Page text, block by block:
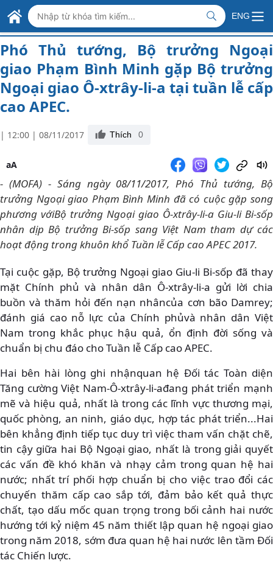
Skip to Main Content
BỘ NGOẠI GIAO VIỆT NAM
MINISTRY OF FOREIGN AFFAIRS
ENG
chủ > Phát biểu của Bộ trưởng Phó Thủ tướng, Bộ trưởng Ngoại giao Phạm Bình Minh gặp Bộ trưởng Ngoại giao Ô-xtrây-li-a tại tuần lễ cấp cao APEC.
Phó Thủ tướng, Bộ trưởng Ngoại
giao Phạm Bình Minh gặp Bộ trưởng
Ngoại giao Ô-xtrây-li-a tại tuần lễ cấp
cao APEC.
| 12:00 | 08/11/2017 Thích 0
aA
- (MOFA) - Sáng ngày 08/11/2017, Phó Thủ tướng, Bộ
trưởng Ngoại giao Phạm Bình Minh đã có cuộc gặp song
phương vớiBộ trưởng Ngoại giao Ô-xtrây-li-a Giu-li Bi-sốp
nhân dịp Bộ trưởng Bi-sốp sang Việt Nam tham dự các
hoạt động trong khuôn khổ Tuần lễ Cấp cao APEC 2017.
Tại cuộc gặp, Bộ trưởng Ngoại giao Giu-li Bi-sốp đã thay
mặt Chính phủ và nhân dân Ô-xtrây-li-a gửi lời chia
buồn và thăm hỏi đến nạn nhâncủa cơn bão Damrey;
đánh giá cao nỗ lực của Chính phủvà nhân dân Việt
Nam trong khắc phục hậu quả, ổn định đời sống và
chuẩn bị chu đáo cho Tuần lễ Cấp cao APEC.
Hai bên hài lòng ghi nhậnquan hệ Đối tác Toàn diện
Tăng cường Việt Nam-Ô-xtrây-li-ađang phát triển mạnh
mẽ và hiệu quả, nhất là trong các lĩnh vực thương mại,
quốc phòng, an ninh, giáo dục, hợp tác phát triển...Hai
bên khẳng định tiếp tục duy trì việc tham vấn chặt chẽ,
tin cậy giữa hai Bộ Ngoại giao, nhất là trong giải quyết
các vấn đề khó khăn và nhạy cảm trong quan hệ hai
nước; nhất trí phối hợp chuẩn bị cho việc trao đổi các
chuyến thăm cấp cao sắp tới, đảm bảo kết quả thực
chất, tạo dấu mốc quan trọng trong bối cảnh hai nước
hướng tới kỷ niệm 45 năm thiết lập quan hệ ngoại giao
trong năm 2018, sớm đưa quan hệ hai nước lên tầm Đối
tác Chiến lược.